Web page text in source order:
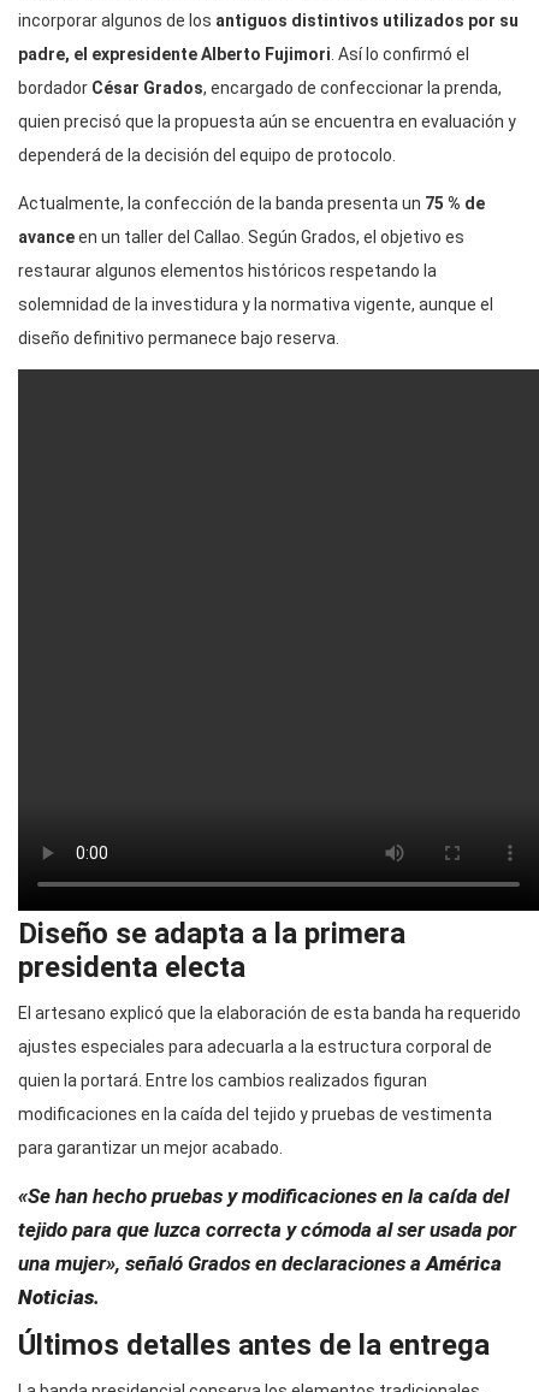
incorporar algunos de los antiguos distintivos utilizados por su
padre, el expresidente Alberto Fujimori . Así lo confirmó el
bordador César Grados, encargado de confeccionar la prenda,
quien precisó que la propuesta aún se encuentra en evaluación y
dependerá de la decisión del equipo de protocolo.
Actualmente, la confección de la banda presenta un 75 % de
avanceen un taller del Callao. Según Grados, el objetivo es
restaurar algunos elementos históricos respetando la
solemnidad de la investidura y la normativa vigente, aunque el
diseño definitivo permanece bajo reserva.
Diseño se adapta a la primera
presidenta electa
El artesano explicó que la elaboración de esta banda ha requerido
ajustes especiales para adecuarla a la estructura corporal de
quien la portará. Entre los cambios realizados figuran
modificaciones en la caída del tejido y pruebas de vestimenta
para garantizar un mejor acabado.
«Se han hecho pruebas y modificaciones en la caída del
tejido para que luzca correcta y cómoda al ser usada por
una mujer», señaló Grados en declaraciones aAmérica
Noticias.
Últimos detalles antes de la entrega